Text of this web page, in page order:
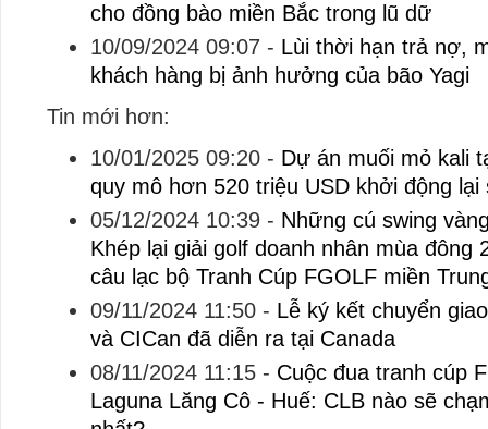
cho đồng bào miền Bắc trong lũ dữ
10/09/2024 09:07- Lùi thời hạn trả nợ,
khách hàng bị ảnh hưởng của bão Yagi
Tin mới hơn:
10/01/2025 09:20- Dự án muối mỏ kali
quy mô hơn 520 triệu USD khởi động lại
05/12/2024 10:39- Những cú swing
Khép lại giải golf doanh nhân mùa đông
câu lạc bộ Tranh Cúp FGOLF miền
09/11/2024 11:50- Lễ ký kết chuyển
và CICan đã diễn ra tại Canada
08/11/2024 11:15- Cuộc đua tranh cúp
Laguna Lăng Cô - Huế: CLB nào sẽ